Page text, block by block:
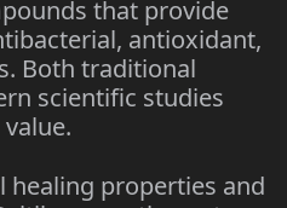
that provide
antioxidant,
Both traditional
scientific studies
healing properties and